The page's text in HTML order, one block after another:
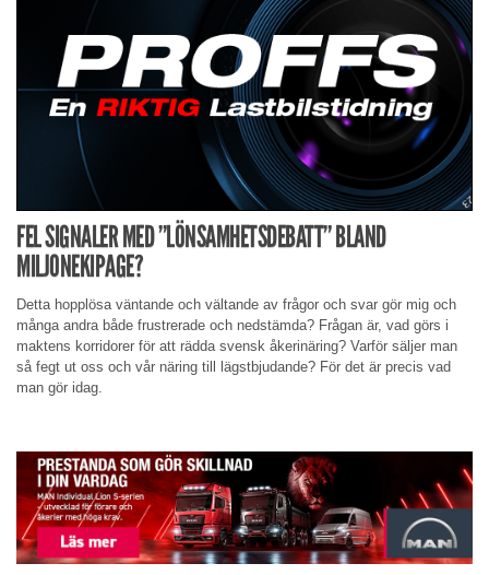
FEL SIGNALER MED ”LÖNSAMHETSDEBATT” BLAND
MILJONEKIPAGE?
Detta hopplösa väntande och vältande av frågor och svar gör mig och
många andra både frustrerade och nedstämda? Frågan är, vad görs i
maktens korridorer för att rädda svensk åkerinäring? Varför säljer man
så fegt ut oss och vår näring till lägstbjudande? För det är precis vad
man gör idag.